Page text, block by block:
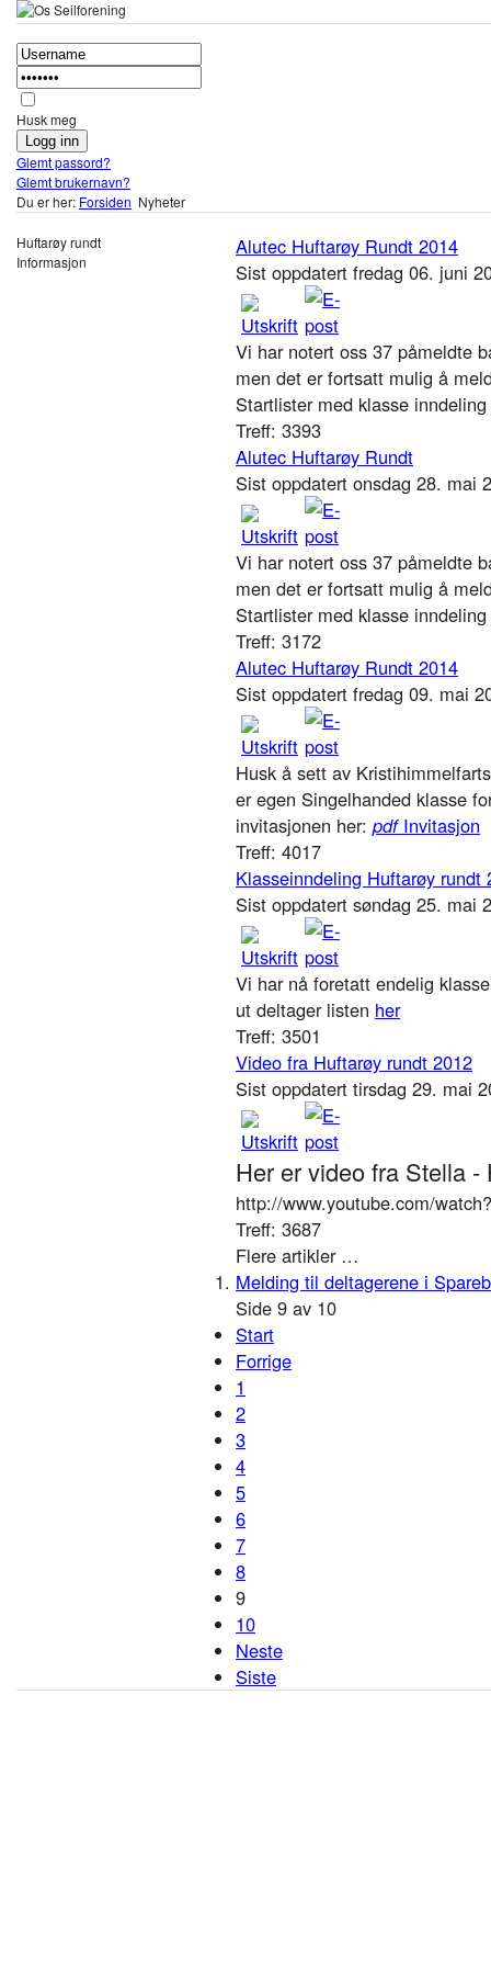
Husk meg
Glemt passord?
Glemt brukernavn?
Du er her: Forsiden Nyheter
Huftarøy rundt
Informasjon
Alutec Huftarøy Rundt 2014
Sist oppdatert fredag 06. juni
Vi har notert oss 37 påmeldte
men det er fortsatt mulig å
Startlister med klasse
Treff: 3393
Alutec Huftarøy Rundt
Sist oppdatert onsdag 28. mai
Vi har notert oss 37 påmeldte
men det er fortsatt mulig å
Startlister med klasse
Treff: 3172
Alutec Huftarøy Rundt 2014
Sist oppdatert fredag 09. mai
Husk å sett av
er egen Singelhanded klasse
invitasjonen her: pdf Invitasjon
Treff: 4017
Klasseinndeling Huftarøy rundt
Sist oppdatert søndag 25. mai
Vi har nå foretatt endelig
ut deltager listen her
Treff: 3501
Video fra Huftarøy rundt 2012
Sist oppdatert tirsdag 29. mai
Her er video fra Stella -
http://www.youtube.com/
Treff: 3687
Flere artikler …
Melding til deltagerene i
Side 9 av 10
Start
Forrige
1
2
3
4
5
6
7
8
9
10
Neste
Siste